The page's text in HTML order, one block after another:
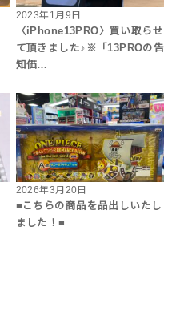
2023年1月9日
〈iPhone13PRO〉買い取らせ
て頂きました♪※「13PROの告
知価…
2026年3月20日
■こちらの商品を品出しいたし
ました！■